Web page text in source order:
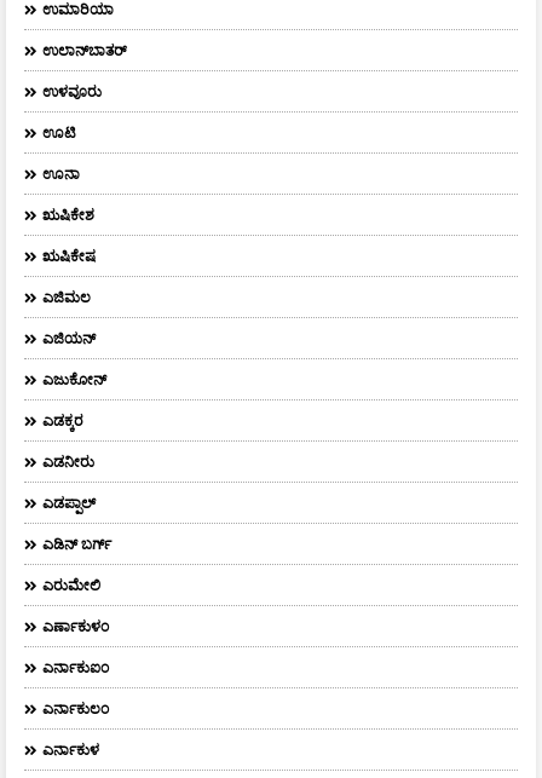
ಉಮಾರಿಯಾ
ಉಲಾನ್‌ಬಾತರ್
ಉಳವೂರು
ಊಟಿ
ಊನಾ
ಋಷಿಕೇಶ
ಋಷಿಕೇಷ
ಎಜಿಮಲ
ಎಜಿಯನ್
ಎಜುಕೋನ್
ಎಡಕ್ಕರ
ಎಡನೀರು
ಎಡಪ್ಪಾಲ್
ಎಡಿನ್ ಬರ್ಗ್
ಎರುಮೇಲಿ
ಎರ್ಣಾಕುಳಂ
ಎರ್ನಾಕುಐಂ
ಎರ್ನಾಕುಲಂ
ಎರ್ನಾಕುಳ